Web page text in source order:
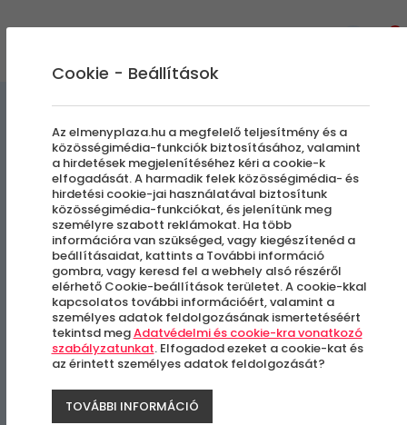
Sétarepülés Budapest felett
| Budaörsi Reptér
Budaörs
Cookie - Beállítások
Az elmenyplaza.hu a megfelelő teljesítmény és a
közösségimédia-funkciók biztosításához, valamint
a hirdetések megjelenítéséhez kéri a cookie-k
elfogadását. A harmadik felek közösségimédia- és
hirdetési cookie-jai használatával biztosítunk
közösségimédia-funkciókat, és jelenítünk meg
személyre szabott reklámokat. Ha több
információra van szükséged, vagy kiegészítenéd a
beállításaidat, kattints a További információ
gombra, vagy keresd fel a webhely alsó részéről
elérhető Cookie-beállítások területet. A cookie-kkal
kapcsolatos további információért, valamint a
személyes adatok feldolgozásának ismertetéséért
tekintsd megAdatvédelmi és cookie-kra vonatkozó
szabályzatunkat. Elfogadod ezeket a cookie-kat és
az érintett személyes adatok feldolgozását?
TOVÁBBI INFORMÁCIÓ